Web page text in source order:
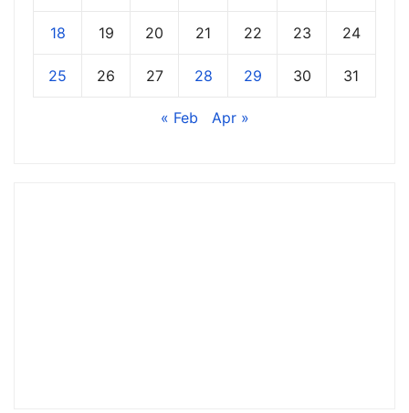
18 19 20 21 22 23 24
25 26 27 28 29 30 31
« Feb Apr »